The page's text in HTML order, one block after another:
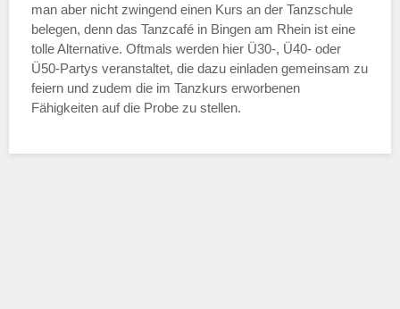
man aber nicht zwingend einen Kurs an der Tanzschule
belegen, denn das Tanzcafé in Bingen am Rhein ist eine
tolle Alternative. Oftmals werden hier Ü30-, Ü40- oder
Ü50-Partys veranstaltet, die dazu einladen gemeinsam zu
feiern und zudem die im Tanzkurs erworbenen
Fähigkeiten auf die Probe zu stellen.